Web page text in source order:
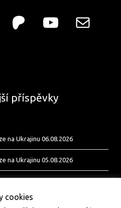
příspěvky
na Ukrajinu 06.08.2026
na Ukrajinu 05.08.2026
cookies